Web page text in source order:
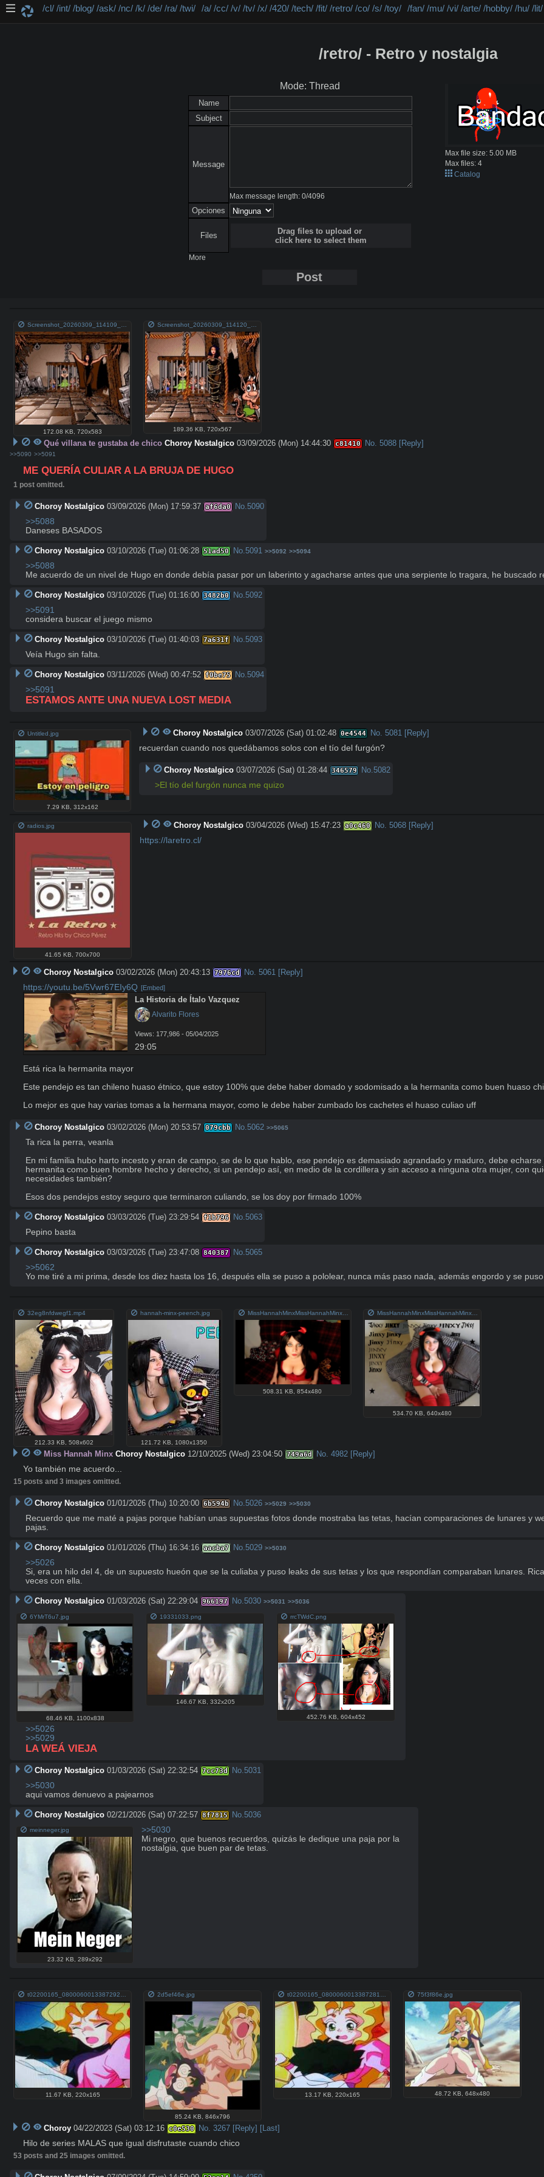
/cl/ /int/ /blog/ /ask/ /nc/ /k/ /de/ /ra/ /twi/ /a/ /cc/ /v/ /tv/ /x/ /420/ /tech/ /fit/ /retro/ /co/ /s/ /toy/ /fan/ /mu/ /vi/ /arte/ /hobby/ /hu/ /lit/
/retro/ - Retro y nostalgia
Mode: Thread
Name
Subject
Message
Max message length: 0/4096
Opciones
Files
Drag files to upload or
click here to select them
More
Post
Max file size: 5.00 MB
Max files: 4
Catalog
172.08 KB ,720x583 189.36 KB ,720x567
Qué villana te gustaba de chico Choroy Nostalgico 03/09/2026 (Mon) 14:44:30 c81410 No. 5088 [Reply]
>>5090 >>5091
ME QUERÍA CULIAR A LA BRUJA DE HUGO
1 post omitted.
Choroy Nostalgico 03/09/2026 (Mon) 17:59:37 af6da0 No.5090
>>5088
Daneses BASADOS
Choroy Nostalgico 03/10/2026 (Tue) 01:06:28 51ad50 No.5091 >>5092 >>5094
>>5088
Me acuerdo de un nivel de Hugo en donde debía pasar por un laberinto y agacharse antes que una serpiente lo tragara, he buscado
Choroy Nostalgico 03/10/2026 (Tue) 01:16:00 3482b0 No.5092
>>5091
considera buscar el juego mismo
Choroy Nostalgico 03/10/2026 (Tue) 01:40:03 7a631f No.5093
Veía Hugo sin falta.
Choroy Nostalgico 03/11/2026 (Wed) 00:47:52 f0be75 No.5094
>>5091
ESTAMOS ANTE UNA NUEVA LOST MEDIA
Untitled.jpg
7.29 KB, 312x162
Choroy Nostalgico 03/07/2026 (Sat) 01:02:48 0e4544 No. 5081 [Reply]
recuerdan cuando nos quedábamos solos con el tío del furgón?
Choroy Nostalgico 03/07/2026 (Sat) 01:28:44 346579 No.5082
>El tío del furgón nunca me quizo
radios.jpg
41.65 KB ,700x700
Choroy Nostalgico 03/04/2026 (Wed) 15:47:23 a0c460 No. 5068 [Reply]
https://laretro.cl/
Choroy Nostalgico 03/02/2026 (Mon) 20:43:13 7976cd No. 5061 [Reply]
https://youtu.be/5Vwr67EIy6Q [Embed]
La Historia de Ítalo Vazquez
Alvarito Flores
Views: 177,986 - 05/04/2025
29:05
Está rica la hermanita mayor
Este pendejo es tan chileno huaso étnico, que estoy 100% que debe haber domado y sodomisado a la hermanita como buen huaso
Lo mejor es que hay varias tomas a la hermana mayor, como le debe haber zumbado los cachetes el huaso culiao uff
Choroy Nostalgico 03/02/2026 (Mon) 20:53:57 079cbb No. 5062 >>5065
Ta rica la perra, veanla
En mi familia hubo harto incesto y eran de campo, se de lo que hablo, ese pendejo es demasiado agrandado y maduro, debe
hermanita como buen hombre hecho y derecho, si un pendejo así, en medio de la cordillera y sin acceso a ninguna otra mujer, con
necesidades también?
Esos dos pendejos estoy seguro que terminaron culiando, se los doy por firmado 100%
Choroy Nostalgico 03/03/2026 (Tue) 23:29:54 f1b796 No. 5063
Pepino basta
Choroy Nostalgico 03/03/2026 (Tue) 23:47:08 840387 No. 5065
>>5062
Yo me tiré a mi prima, desde los diez hasta los 16, después ella se puso a pololear, nunca más paso nada, además engordo y se
32eg8nfdwegf1.mp4
212.33 KB 508x602
hannah-minx-peench.jpg
121.72 KB 1080x1350
MissHannahMinxMissHannahMinx.png
508.31 KB ,854x480
534.70 KB 640x480
Miss Hannah Minx Choroy Nostalgico 12/10/2025 (Wed) 23:04:50 749a6d No. 4982 [Reply]
Yo también me acuerdo...
15 posts and 3 images omitted.
Choroy Nostalgico 01/01/2026 (Thu) 10:20:00 6b594b No.5026 >>5029 >>5030
Recuerdo que me maté a pajas porque habían unas supuestas fotos donde mostraba las tetas, hacían comparaciones de lunares y
pajas.
Choroy Nostalgico 01/01/2026 (Thu) 16:34:16 aacba7 No.5029 >>5030
>>5026
Si, era un hilo del 4, de un supuesto hueón que se la culiaba y puso leaks de sus tetas y los que respondían comparaban lunares.
veces con ella.
Choroy Nostalgico 01/03/2026 (Sat) 22:29:04 966197 No.5030 >>5031 >>5036
6YMrT6u7.jpg
68.46 KB 1100x838
19331033.png
146.67 KB 332x205
rrcTWdC.png
452.76 KB 604x452
>>5026
>>5029
LA WEÁ VIEJA
Choroy Nostalgico 01/03/2026 (Sat) 22:32:54 7cc73d No. 5031
>>5030
aqui vamos denuevo a pajearnos
Choroy Nostalgico 02/21/2026 (Sat) 07:22:57 8f7815 No. 5036
meinneger.jpg
23.32 KB 289x292
>>5030
Mi negro, que buenos recuerdos, quizás le dedique una paja por la
nostalgia, que buen par de tetas.
t02200165_0800060013387292997.jpg
11.67 KB, 220x165
2d5ef46e.jpg
85.24 KB,846x796
t02200165_0800060013387281265.jpg
13.17 KB,220x165
75f3f86e.jpg
48.72 KB,648x480
Choroy 04/22/2023 (Sat) 03:12:16 c0e530 No. 3267 [Reply] [Last]
Hilo de series MALAS que igual disfrutaste cuando chico
53 posts and 25 images omitted.